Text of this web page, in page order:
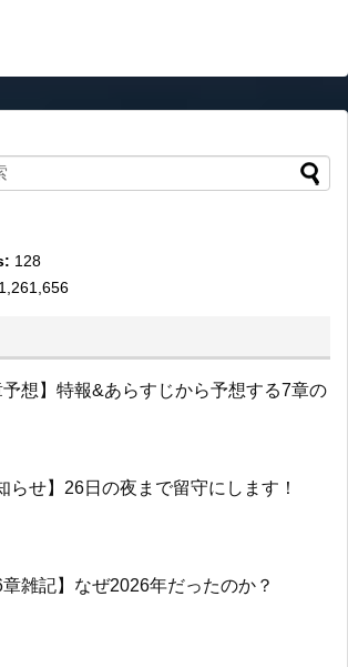
128
1,261,656
予想】特報&あらすじから予想する7章の
らせ】26日の夜まで留守にします！
章雑記】なぜ2026年だったのか？